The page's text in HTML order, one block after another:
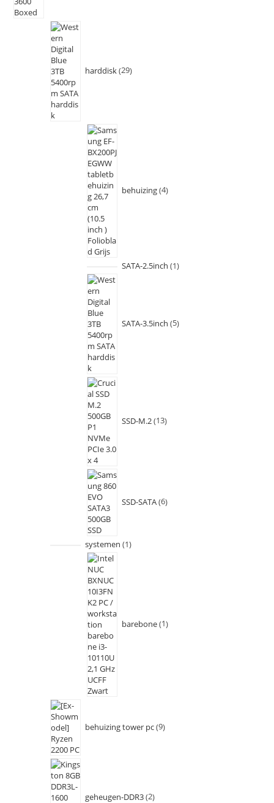
harddisk 29
behuizing 4
SATA-2.5inch 1
SATA-3.5inch 5
SSD-M.2 13
SSD-SATA 6
systemen 1
barebone 1
behuizing tower pc 9
geheugen-DDR3 2